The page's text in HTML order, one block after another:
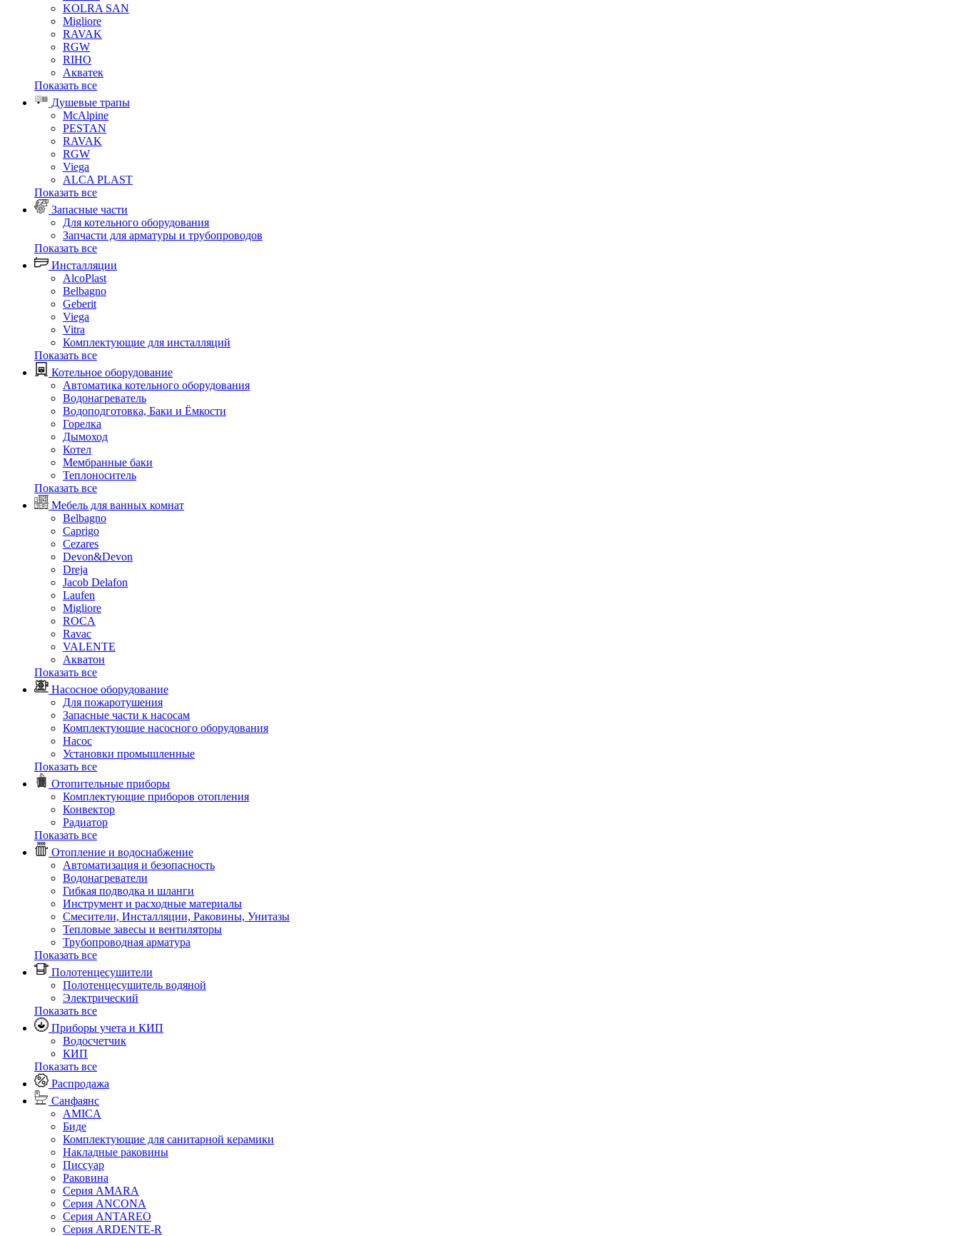
KOLRA SAN
Migliore
RAVAK
RGW
RIHO
Акватек
Показать все
Душевые трапы
McAlpine
PESTAN
RAVAK
RGW
Viega
АLCA PLAST
Показать все
Запасные части
Для котельного оборудования
Запчасти для арматуры и трубопроводов
Показать все
Инсталляции
AlcoPlast
Belbagno
Geberit
Viega
Vitra
Комплектующие для инсталляций
Показать все
Котельное оборудование
Автоматика котельного оборудования
Водонагреватель
Водоподготовка, Баки и Ёмкости
Горелка
Дымоход
Котел
Мембранные баки
Теплоноситель
Показать все
Мебель для ванных комнат
Belbagno
Caprigo
Cezares
Devon&Devon
Dreja
Jacob Delafon
Laufen
Migliore
ROCA
Rаvac
VALENTE
Акватон
Показать все
Насосное оборудование
Для пожаротушения
Запасные части к насосам
Комплектующие насосного оборудования
Насос
Установки промышленные
Показать все
Отопительные приборы
Комплектующие приборов отопления
Конвектор
Радиатор
Показать все
Отопление и водоснабжение
Автоматизация и безопасность
Водонагреватели
Гибкая подводка и шланги
Инструмент и расходные материалы
Смесители, Инсталляции, Раковины, Унитазы
Тепловые завесы и вентиляторы
Трубопроводная арматура
Показать все
Полотенцесушители
Полотенцесушитель водяной
Электрический
Показать все
Приборы учета и КИП
Водосчетчик
КИП
Показать все
Распродажа
Санфаянс
AMICA
Биде
Комплектующие для санитарной керамики
Накладные раковины
Писсуар
Раковина
Серия AMARA
Серия ANCONA
Серия ANTAREO
Серия ARDENTE-R